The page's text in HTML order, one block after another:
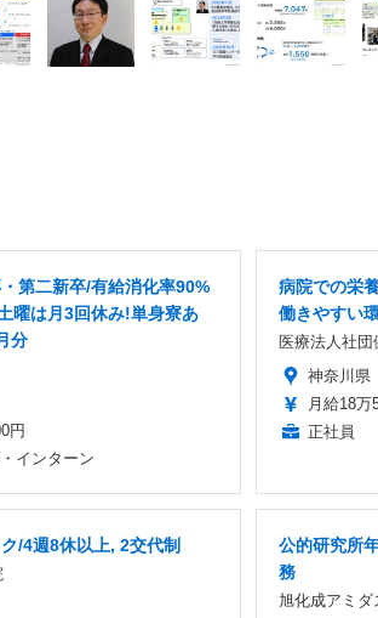
第二新卒/有給消化率90%
曜は月3回休み!単身寮あ
分
円
インターン
病院での栄
働きやすい
医療法人社
神奈川県
月給18万
正社員
/4週8休以上, 2交代制
公的研究所
務
旭化成アミダ